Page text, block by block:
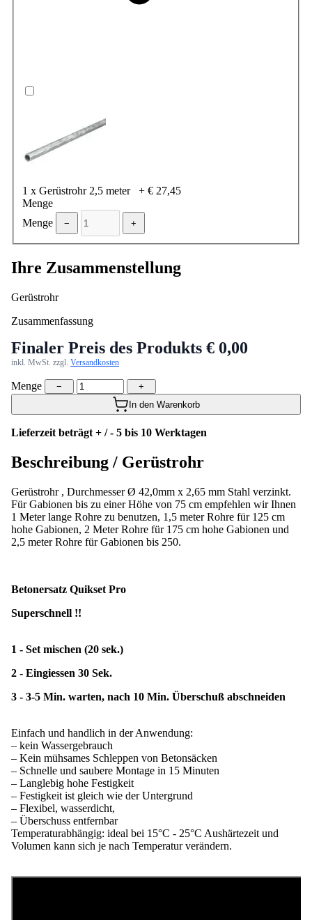
1 x Gerüstrohr 2,5 meter + € 27,45
Menge
Menge
− +
Ihre Zusammenstellung
Gerüstrohr
Zusammenfassung
Finaler Preis des Produkts € 0,00
inkl. MwSt. zzgl. Versandkosten
Menge −
+
In den Warenkorb
Lieferzeit beträgt + / - 5 bis 10 Werktagen
Beschreibung / Gerüstrohr
Gerüstrohr , Durchmesser Ø 42,0mm x 2,65 mm Stahl verzinkt.
Für Gabionen bis zu einer Höhe von 75 cm empfehlen wir Ihnen
1 Meter lange Rohre zu benutzen, 1,5 meter Rohre für 125 cm
hohe Gabionen, 2 Meter Rohre für 175 cm hohe Gabionen und
2,5 meter Rohre für Gabionen bis 250.
Betonersatz Quikset Pro
Superschnell !!
1 - Set mischen (20 sek.)
2 - Eingiessen 30 Sek.
3 - 3-5 Min. warten, nach 10 Min. Überschuß abschneiden
Einfach und handlich in der Anwendung:
– kein Wassergebrauch
– Kein mühsames Schleppen von Betonsäcken
– Schnelle und saubere Montage in 15 Minuten
– Langlebig hohe Festigkeit
– Festigkeit ist gleich wie der Untergrund
– Flexibel, wasserdicht,
– Überschuss entfernbar
Temperaturabhängig: ideal bei 15°C - 25°C Aushärtezeit und
Volumen kann sich je nach Temperatur verändern.